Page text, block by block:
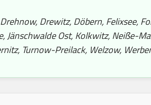
Drewitz, Döbern, Felixsee,
Jänschwalde Ost, Kolkwitz, Neiße-
Turnow-Preilack, Welzow,